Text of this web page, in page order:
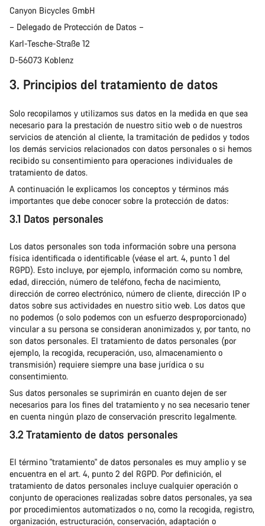
Canyon Bicycles GmbH
– Delegado de Protección de Datos –
Karl-Tesche-Straße 12
D-56073 Koblenz
3. Principios del tratamiento de datos
Solo recopilamos y utilizamos sus datos en la medida en que sea
necesario para la prestación de nuestro sitio web o de nuestros
servicios de atención al cliente, la tramitación de pedidos y todos
los demás servicios relacionados con datos personales o si hemos
recibido su consentimiento para operaciones individuales de
tratamiento de datos.
A continuación le explicamos los conceptos y términos más
importantes que debe conocer sobre la protección de datos:
3.1 Datos personales
Los datos personales son toda información sobre una persona
física identificada o identificable (véase el art. 4, punto 1 del
RGPD). Esto incluye, por ejemplo, información como su nombre,
edad, dirección, número de teléfono, fecha de nacimiento,
dirección de correo electrónico, número de cliente, dirección IP o
datos sobre sus actividades en nuestro sitio web. Los datos que
no podemos (o solo podemos con un esfuerzo desproporcionado)
vincular a su persona se consideran anonimizados y, por tanto, no
son datos personales. El tratamiento de datos personales (por
ejemplo, la recogida, recuperación, uso, almacenamiento o
transmisión) requiere siempre una base jurídica o su
consentimiento.
Sus datos personales se suprimirán en cuanto dejen de ser
necesarios para los fines del tratamiento y no sea necesario tener
en cuenta ningún plazo de conservación prescrito legalmente.
3.2 Tratamiento de datos personales
El término "tratamiento" de datos personales es muy amplio y se
encuentra en el art. 4, punto 2 del RGPD. Por definición, el
tratamiento de datos personales incluye cualquier operación o
conjunto de operaciones realizadas sobre datos personales, ya sea
por procedimientos automatizados o no, como la recogida, registro,
organización, estructuración, conservación, adaptación o